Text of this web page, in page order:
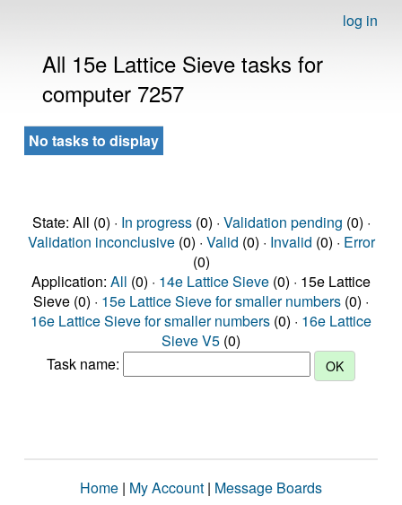
log in
All 15e Lattice Sieve tasks for
computer 7257
No tasks to display
State: All (0) · In progress(0) · Validation pending (0) ·
Validation inconclusive(0) · Valid (0) · Invalid (0) · Error
(0)
Application: All (0) · 14e Lattice Sieve (0) · 15e Lattice
Sieve (0) · 15e Lattice Sieve for smaller numbers (0) ·
16e Lattice Sieve for smaller numbers (0) · 16e Lattice
Sieve V5 (0)
Task name:
Home | My Account | Message Boards